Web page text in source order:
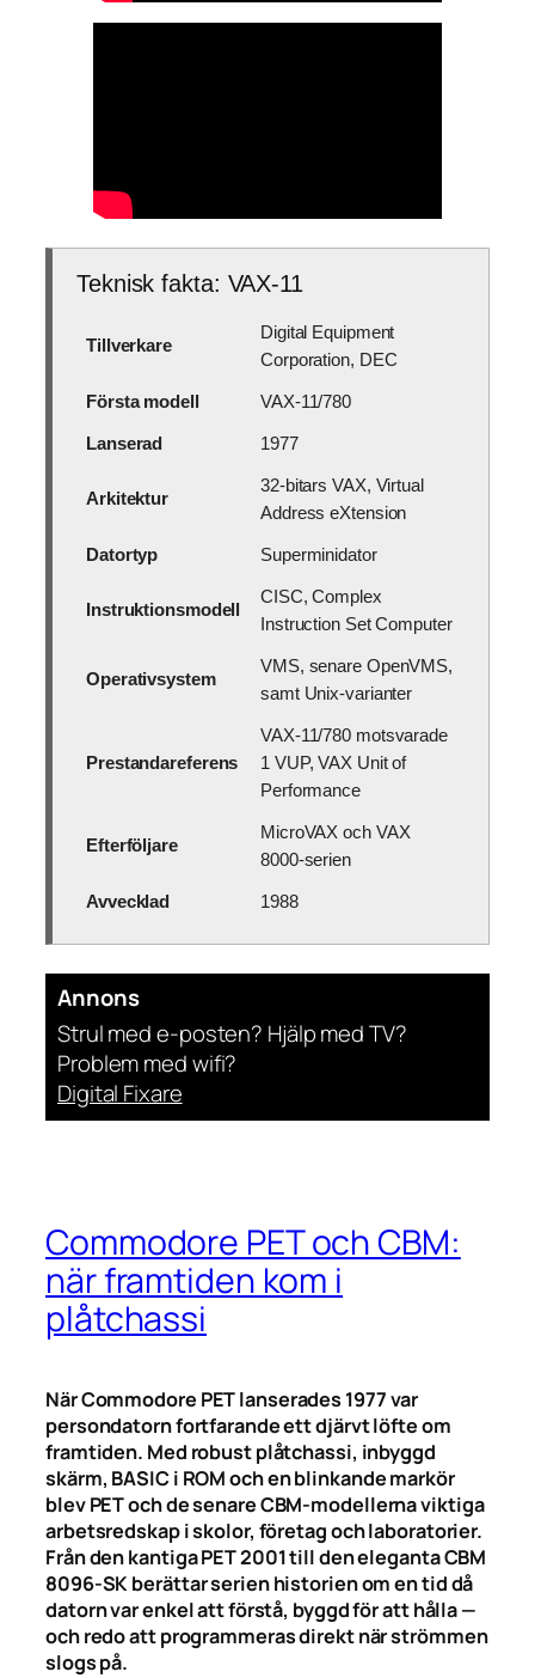
Teknisk fakta: VAX-11
Tillverkare
Digital Equipment
Corporation, DEC
Första modell VAX-11/780
Lanserad 1977
Arkitektur
32-bitars VAX, Virtual
Address eXtension
Datortyp Superminidator
Instruktionsmodell
CISC, Complex
Instruction Set Computer
Operativsystem
VMS, senare OpenVMS,
samt Unix-varianter
Prestandareferens
VAX-11/780 motsvarade
1 VUP, VAX Unit of
Performance
Efterföljare
MicroVAX och VAX
8000-serien
Avvecklad 1988
Annons
Strul med e-posten? Hjälp med TV?
Problem med wifi?
Digital Fixare
Commodore PET och CBM:
när framtiden kom i
plåtchassi
När Commodore PET lanserades 1977 var
persondatorn fortfarande ett djärvt löfte om
framtiden. Med robust plåtchassi, inbyggd
skärm, BASIC i ROM och en blinkande markör
blev PET och de senare CBM-modellerna viktiga
arbetsredskap i skolor, företag och laboratorier.
Från den kantiga PET 2001 till den eleganta CBM
8096-SK berättar serien historien om en tid då
datorn var enkel att förstå, byggd för att hålla —
och redo att programmeras direkt när strömmen
slogs på.